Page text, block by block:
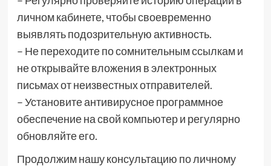
личном кабинете, чтобы своевременно
выявлять подозрительную активность.
– Не переходите по сомнительным ссылкам и
не открывайте вложения в электронных
письмах от неизвестных отправителей.
– Установите антивирусное программное
обеспечение на свой компьютер и регулярно
обновляйте его.
Продолжим нашу консультацию по личному